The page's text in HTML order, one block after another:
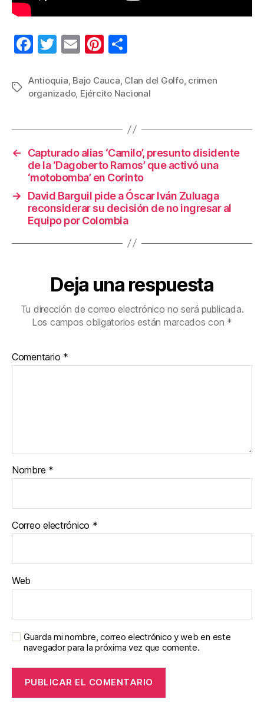
F
c
e
o
k
T
tt
er
E
ail
Pi
er
e
m
p
ar
tir
Etiquetas
Antioquia, Bajo Cauca, Clan del Golfo, crimen
organizado, Ejército Nacional
←
Capturado alias ‘Camilo’, presunto disidente
de la ‘Dagoberto Ramos’ que activó una
‘motobomba’ en Corinto
→
David Barguil pide a Óscar Iván Zuluaga
reconsiderar su decisión de no ingresar al
Equipo por Colombia
Deja una respuesta
Tu dirección de correo electrónico no será publicada.
Los campos obligatorios están marcados con *
Comentario *
Nombre *
Correo electrónico *
Web
Guarda mi nombre, correo electrónico y web en este
navegador para la próxima vez que comente.